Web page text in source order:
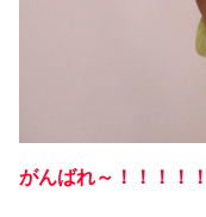
がんばれ～！！！！！